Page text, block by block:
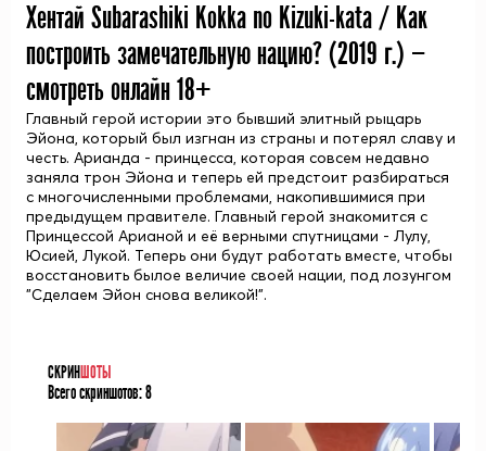
Хентай Subarashiki Kokka no Kizuki-kata / Как
построить замечательную нацию? (2019 г.) —
смотреть онлайн 18+
Главный герой истории это бывший элитный рыцарь
Эйона, который был изгнан из страны и потерял славу и
честь. Арианда - принцесса, которая совсем недавно
заняла трон Эйона и теперь ей предстоит разбираться
с многочисленными проблемами, накопившимися при
предыдущем правителе. Главный герой знакомится с
Принцессой Арианой и её верными спутницами - Лулу,
Юсией, Лукой. Теперь они будут работать вместе, чтобы
восстановить былое величие своей нации, под лозунгом
"Сделаем Эйон снова великой!".
СКРИН ШОТЫ
Всего скриншотов:8